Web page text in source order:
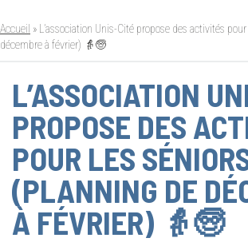
Accueil »
L’association Unis-Cité propose des activités
décembre à février) 👵🧓
L’ASSOCIATION
PROPOSE DES
POUR LES
(PLANNING DE
À FÉVRIER) 👵🧓